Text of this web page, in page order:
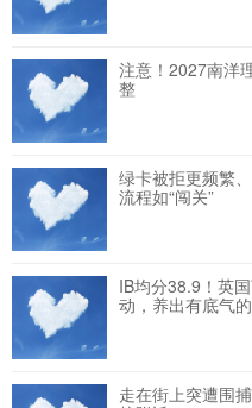
注意！2027南洋
整
绿卡被拒更频繁
流程如“闯关”
IB均分38.9！英
动，养出有底气
走在街上突遭围